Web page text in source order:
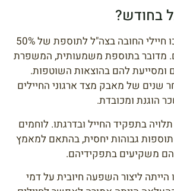
בחודש?
החל מינואר 2022, זכו חיילי החובה בצה"ל לתוספת של 50%
מדובר בתוספת משמעותית, המשפרת
להם בהוצאות השוטפות.
שנים של מאבק מצד ארגוני החיילים
הוגנת ומכובדת.
בתפקיד החייל ובדרגתו. לוחמים
תוספות גבוהות יחסית, בהתאם למאמץ
משקיעים בתפקידיהם.
ליצור השפעה חיובית על דמי